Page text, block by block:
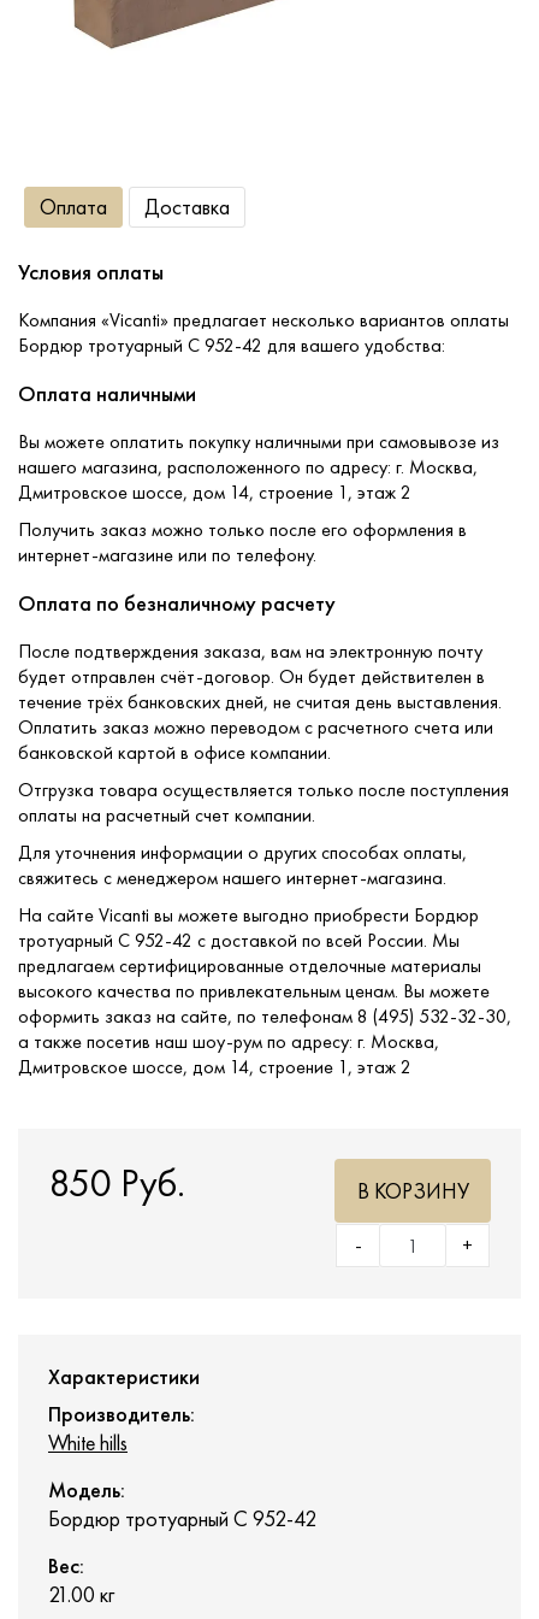
Сопутствующие товары
Услуги
Оплата
Портфолио
Доставка
Контакты
Оплата Доставка
Условия оплаты
Компания «Vicanti» предлагает несколько вариантов оплаты
Бордюр тротуарный С 952-42 для вашего удобства:
Оплата наличными
Вы можете оплатить покупку наличными при самовывозе из
нашего магазина, расположенного по адресу: г. Москва,
Дмитровское шоссе, дом 14, строение 1, этаж 2
Получить заказ можно только после его оформления в
интернет-магазине или по телефону.
Оплата по безналичному расчету
После подтверждения заказа, вам на электронную почту
будет отправлен счёт-договор. Он будет действителен в
течение трёх банковских дней, не считая день выставления.
Оплатить заказ можно переводом с расчетного счета или
банковской картой в офисе компании.
Отгрузка товара осуществляется только после поступления
оплаты на расчетный счет компании.
Для уточнения информации о других способах оплаты,
свяжитесь с менеджером нашего интернет-магазина.
На сайте Vicanti вы можете выгодно приобрести Бордюр
тротуарный С 952-42 с доставкой по всей России. Мы
предлагаем сертифицированные отделочные материалы
высокого качества по привлекательным ценам. Вы можете
оформить заказ на сайте, по телефонам 8 (495) 532-32-30,
а также посетив наш шоу-рум по адресу: г. Москва,
Дмитровское шоссе, дом 14, строение 1, этаж 2
850 Руб.
+
-
В КОРЗИНУ
Характеристики
Производитель:
White hills
Модель:
Бордюр тротуарный С 952-42
Вес:
21.00 кг